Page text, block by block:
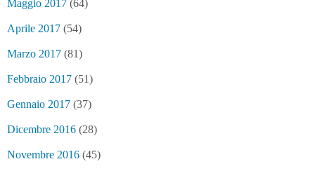
Maggio 2017 (64)
Aprile 2017 (54)
Marzo 2017 (81)
Febbraio 2017 (51)
Gennaio 2017 (37)
Dicembre 2016 (28)
Novembre 2016 (45)